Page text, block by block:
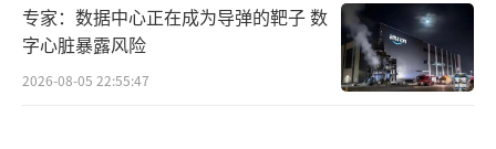
专家：数据中心正在成为导弹的靶子 数
字心脏暴露风险
2026-08-05 22:55:47